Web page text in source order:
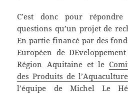
C’est donc pour
questions qu’un projet de
En partie financé par des
Européen de
Région Aquitaine et le
des Produits de l’Aquaculture
l’équipe de Michel Le